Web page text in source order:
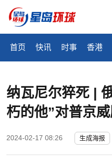
首页 快讯 时事 香港
纳瓦尼尔猝死 |
朽的他”对普京
2024-02-17 08:26 生成海报